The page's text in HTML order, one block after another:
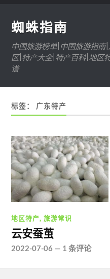
蜘蛛指南
中国旅游榜单|中国旅游指南
区|特产大全|特产百科|地区
谱
标签： 广东特产
地区特产,旅游常识
云安蚕茧
2022-07-06 — 1 条评论